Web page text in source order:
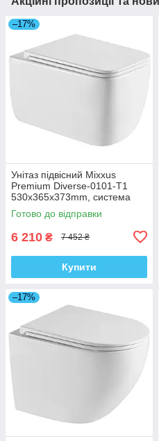
–17%
Унітаз підвісний Mixxus
Premium Diverse-0101-T1
530x365x373mm, система
змиву Tornado 1.0 (MP6477)
Готово до відправки
6 210 ₴ 7 452 ₴
Купити
–17%